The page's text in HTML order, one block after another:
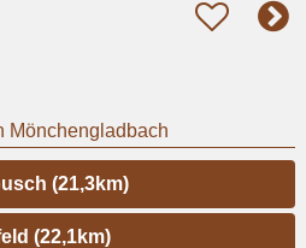
Mönchengladbach
(21,3km)
(22,1km)